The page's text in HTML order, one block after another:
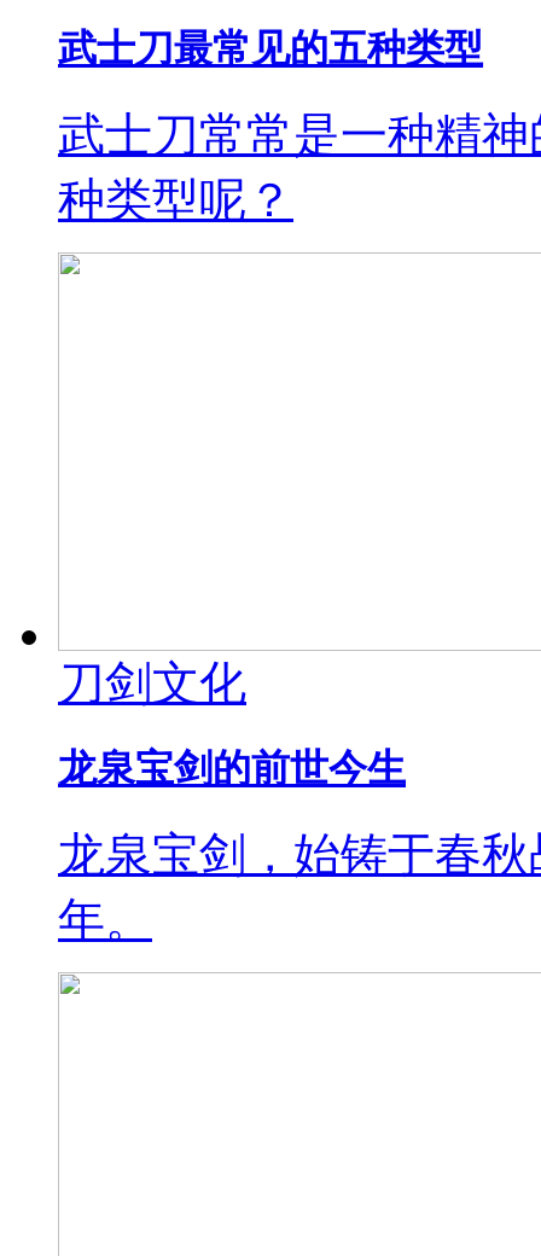
武士刀最常见的五种类型
武士刀常常是一种精
种类型呢？
刀剑文化
龙泉宝剑的前世今生
龙泉宝剑，始铸于春
年。